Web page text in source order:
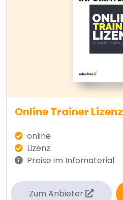
Online Trainer Lizenz
online
Lizenz
Preise im Infomaterial
Zum Anbieter